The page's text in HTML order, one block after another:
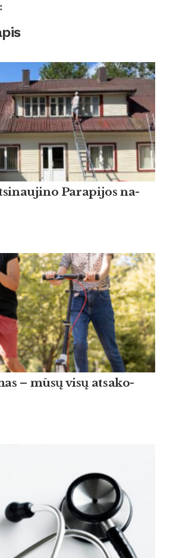
Pa­ra­pi­jos na­
– mūsų visų at­sa­ko­